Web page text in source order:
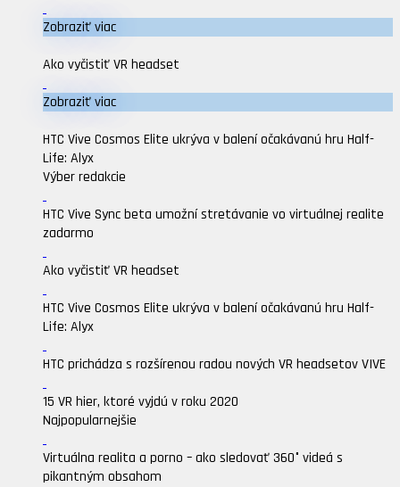
Zobraziť viac
Ako vyčistiť VR headset
Zobraziť viac
HTC Vive Cosmos Elite ukrýva v balení očakávanú hru Half-
Life: Alyx
Výber redakcie
HTC Vive Sync beta umožní stretávanie vo virtuálnej realite
zadarmo
Ako vyčistiť VR headset
HTC Vive Cosmos Elite ukrýva v balení očakávanú hru Half-
Life: Alyx
HTC prichádza s rozšírenou radou nových VR headsetov VIVE
15 VR hier, ktoré vyjdú v roku 2020
Najpopularnejšie
Virtuálna realita a porno – ako sledovať 360° videá s
pikantným obsahom